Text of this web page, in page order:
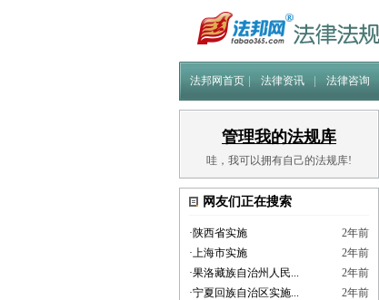
法邦网首页 法律资讯 法律咨询
管理我的法规库
哇，我可以拥有自己的法规库!
网友们正在搜索
·陕西省实施
2年前
·上海市实施
2年前
·果洛藏族自治州人民...
2年前
·宁夏回族自治区实施...
2年前